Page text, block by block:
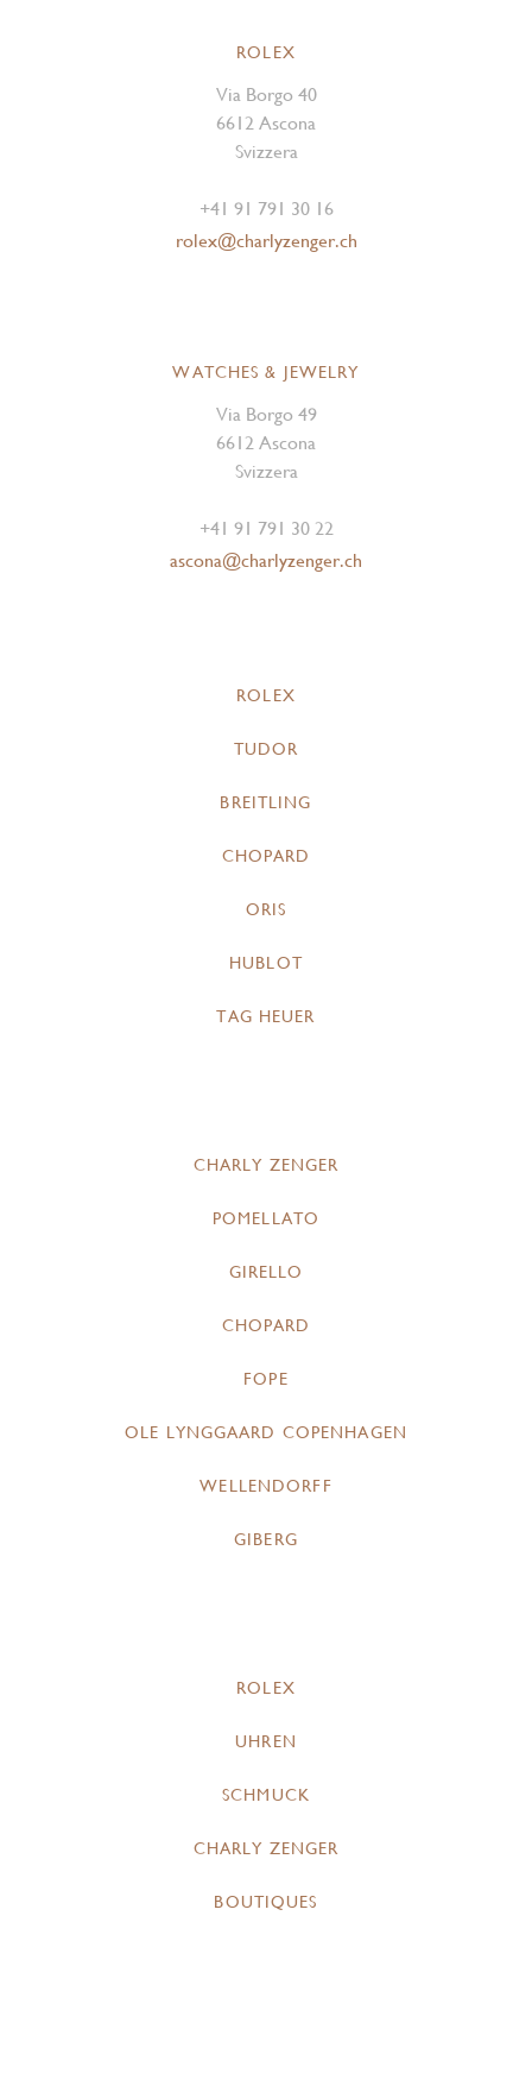
ROLEX
Via Borgo 40
6612 Ascona
Svizzera
+41 91 791 30 16
rolex@charlyzenger.ch
WATCHES & JEWELRY
Via Borgo 49
6612 Ascona
Svizzera
+41 91 791 30 22
ascona@charlyzenger.ch
ROLEX
TUDOR
BREITLING
CHOPARD
ORIS
HUBLOT
TAG HEUER
CHARLY ZENGER
POMELLATO
GIRELLO
CHOPARD
FOPE
OLE LYNGGAARD COPENHAGEN
WELLENDORFF
GIBERG
ROLEX
UHREN
SCHMUCK
CHARLY ZENGER
BOUTIQUES